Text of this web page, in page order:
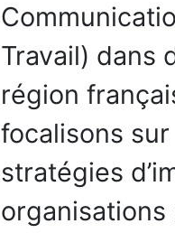
Travail) dans
région
focalisons
stratégies
organisations